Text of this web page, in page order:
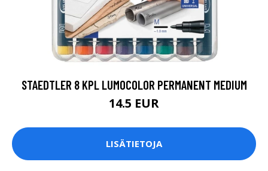
STAEDTLER 8 KPL LUMOCOLOR PERMANENT MEDIUM
14.5 EUR
LISÄTIETOJA